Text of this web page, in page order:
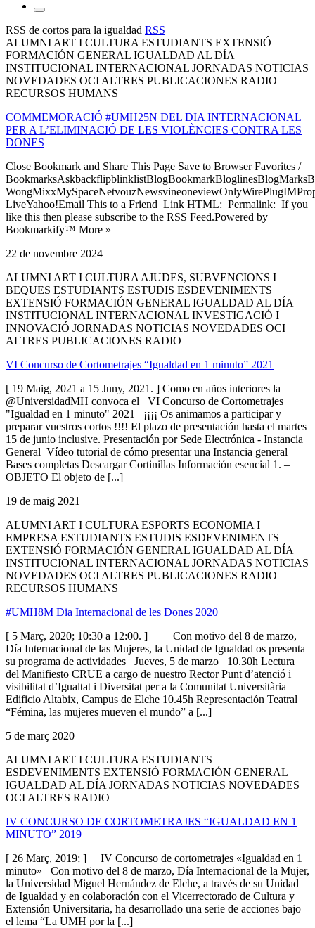
RSS de cortos para la igualdad RSS
ALUMNI ART I CULTURA ESTUDIANTS EXTENSIÓ
FORMACIÓN GENERAL IGUALDAD AL DÍA
INSTITUCIONAL INTERNACIONAL JORNADAS NOTICIAS
NOVEDADES OCI ALTRES PUBLICACIONES RADIO
RECURSOS HUMANS
COMMEMORACIÓ #UMH25N DEL DIA INTERNACIONAL
PER A L’ELIMINACIÓ DE LES VIOLÈNCIES CONTRA LES
DONES
Close Bookmark and Share This Page Save to Browser Favorites /
LiveYahoo!Email This to a Friend Link HTML: Permalink: If you
like this then please subscribe to the RSS Feed.Powered by
Bookmarkify™ More »
22 de novembre 2024
ALUMNI ART I CULTURA AJUDES, SUBVENCIONS I
BEQUES ESTUDIANTS ESTUDIS ESDEVENIMENTS
EXTENSIÓ FORMACIÓN GENERAL IGUALDAD AL DÍA
INSTITUCIONAL INTERNACIONAL INVESTIGACIÓ I
INNOVACIÓ JORNADAS NOTICIAS NOVEDADES OCI
ALTRES PUBLICACIONES RADIO
VI Concurso de Cortometrajes “Igualdad en 1 minuto” 2021
[ 19 Maig, 2021 a 15 Juny, 2021. ] Como en años interiores la
@UniversidadMH convoca el VI Concurso de Cortometrajes
"Igualdad en 1 minuto" 2021 ¡¡¡¡ Os animamos a participar y
preparar vuestros cortos !!!! El plazo de presentación hasta el martes
15 de junio inclusive. Presentación por Sede Electrónica - Instancia
General Vídeo tutorial de cómo presentar una Instancia general
Bases completas Descargar Cortinillas Información esencial 1. –
OBJETO El objeto de [...]
19 de maig 2021
ALUMNI ART I CULTURA ESPORTS ECONOMIA I
EMPRESA ESTUDIANTS ESTUDIS ESDEVENIMENTS
EXTENSIÓ FORMACIÓN GENERAL IGUALDAD AL DÍA
INSTITUCIONAL INTERNACIONAL JORNADAS NOTICIAS
NOVEDADES OCI ALTRES PUBLICACIONES RADIO
RECURSOS HUMANS
#UMH8M Dia Internacional de les Dones 2020
[ 5 Març, 2020; 10:30 a 12:00. ] Con motivo del 8 de marzo,
Día Internacional de las Mujeres, la Unidad de Igualdad os presenta
su programa de actividades Jueves, 5 de marzo 10.30h Lectura
del Manifiesto CRUE a cargo de nuestro Rector Punt d’atenció i
visibilitat d’Igualtat i Diversitat per a la Comunitat Universitària
Edificio Altabix, Campus de Elche 10.45h Representación Teatral
“Fémina, las mujeres mueven el mundo” a [...]
5 de març 2020
ALUMNI ART I CULTURA ESTUDIANTS
ESDEVENIMENTS EXTENSIÓ FORMACIÓN GENERAL
IGUALDAD AL DÍA JORNADAS NOTICIAS NOVEDADES
OCI ALTRES RADIO
IV CONCURSO DE CORTOMETRAJES “IGUALDAD EN 1
MINUTO” 2019
[ 26 Març, 2019; ] IV Concurso de cortometrajes «Igualdad en 1
minuto» Con motivo del 8 de marzo, Día Internacional de la Mujer,
la Universidad Miguel Hernández de Elche, a través de su Unidad
de Igualdad y en colaboración con el Vicerrectorado de Cultura y
Extensión Universitaria, ha desarrollado una serie de acciones bajo
el lema “La UMH por la [...]